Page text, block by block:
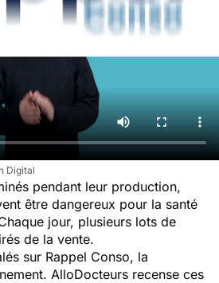
Digital
pendant leur production,
être dangereux pour la santé
jour, plusieurs lots de
de la vente.
sur Rappel Conso, la
AlloDocteurs recense ces